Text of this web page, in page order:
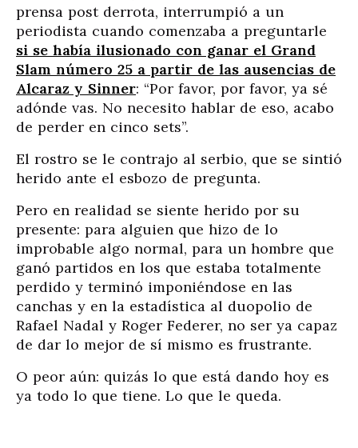
prensa post derrota, interrumpió a un
periodista cuando comenzaba a preguntarle
si se había ilusionado con ganar el Grand
Slam número 25 a partir de las ausencias de
Alcaraz y Sinner: “Por favor, por favor, ya sé
adónde vas. No necesito hablar de eso, acabo
de perder en cinco sets”.
El rostro se le contrajo al serbio, que se sintió
herido ante el esbozo de pregunta.
Pero en realidad se siente herido por su
presente: para alguien que hizo de lo
improbable algo normal, para un hombre que
ganó partidos en los que estaba totalmente
perdido y terminó imponiéndose en las
canchas y en la estadística al duopolio de
Rafael Nadal y Roger Federer, no ser ya capaz
de dar lo mejor de sí mismo es frustrante.
O peor aún: quizás lo que está dando hoy es
ya todo lo que tiene. Lo que le queda.